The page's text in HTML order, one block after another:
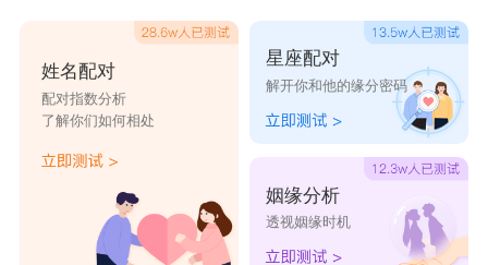
姓名配对
配对指数分析
了解你们如何相处
星座配对
解开你和他的缘分密码
姻缘分析
透视姻缘时机